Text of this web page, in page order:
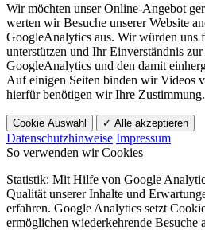
Wir möchten unser Online-Angebot
werten wir Besuche unserer Website
GoogleAnalytics aus. Wir würden uns
unterstützen und Ihr Einverständnis
GoogleAnalytics und den damit
Auf einigen Seiten binden wir Videos
hierfür benötigen wir Ihre Zustimmung.
Cookie Auswahl ✓ Alle akzeptieren
Datenschutzhinweise Impressum
So verwenden wir Cookies
Statistik: Mit Hilfe von Google
Qualität unserer Inhalte und
erfahren. Google Analytics setzt
ermöglichen wiederkehrende Besuche